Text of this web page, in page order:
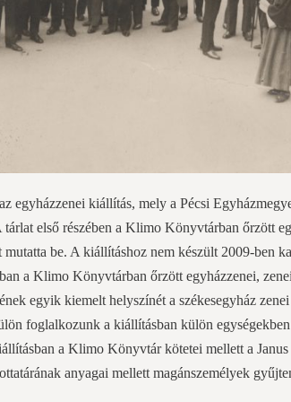
egyházzenei kiállítás, mely a Pécsi
első részében a Klimo Könyvtárban őrzött
be. A kiállításhoz nem készült 2009-ben
a Klimo Könyvtárban őrzött egyházzenei,
egyik kiemelt helyszínét a székesegyház
foglalkozunk a kiállításban külön
a Klimo Könyvtár kötetei mellett a
anyagai mellett magánszemélyek